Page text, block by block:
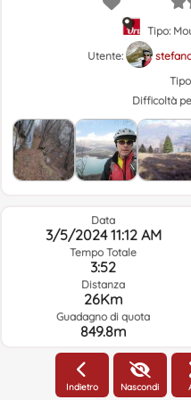
Tipo:
Utente:
Difficoltà
Data
3/5/2024 11:12 AM
Tempo Totale
3:52
Distanza
26Km
Guadagno di quota
849.8m
Meteo Del Giorno Del
Indietro Nascondi